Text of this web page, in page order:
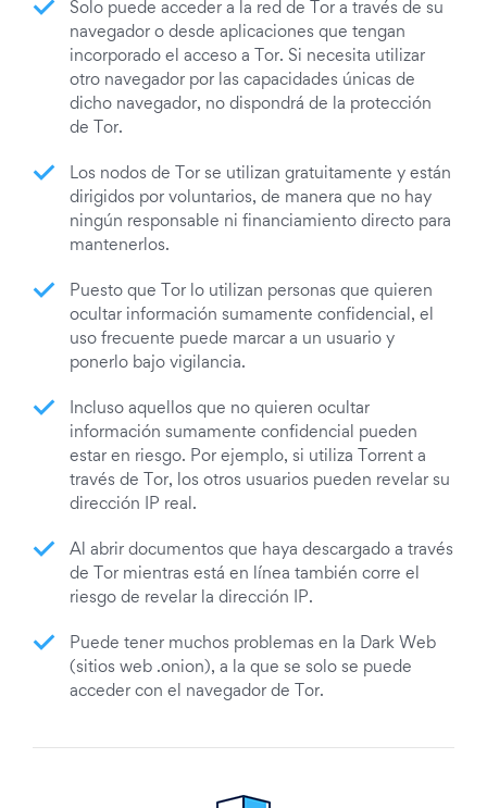
Solo puede acceder a la red de Tor a través de su
navegador o desde aplicaciones que tengan
incorporado el acceso a Tor. Si necesita utilizar
otro navegador por las capacidades únicas de
dicho navegador, no dispondrá de la protección
de Tor.
Los nodos de Tor se utilizan gratuitamente y están
dirigidos por voluntarios, de manera que no hay
ningún responsable ni financiamiento directo para
mantenerlos.
Puesto que Tor lo utilizan personas que quieren
ocultar información sumamente confidencial, el
uso frecuente puede marcar a un usuario y
ponerlo bajo vigilancia.
Incluso aquellos que no quieren ocultar
información sumamente confidencial pueden
estar en riesgo. Por ejemplo, si utiliza Torrent a
través de Tor, los otros usuarios pueden revelar su
dirección IP real.
Al abrir documentos que haya descargado a través
de Tor mientras está en línea también corre el
riesgo de revelar la dirección IP.
Puede tener muchos problemas en la Dark Web
(sitios web .onion), a la que se solo se puede
acceder con el navegador de Tor.